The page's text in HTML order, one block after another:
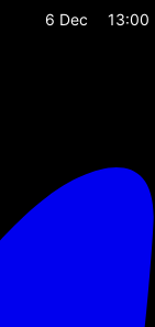
6 Dec
13:00